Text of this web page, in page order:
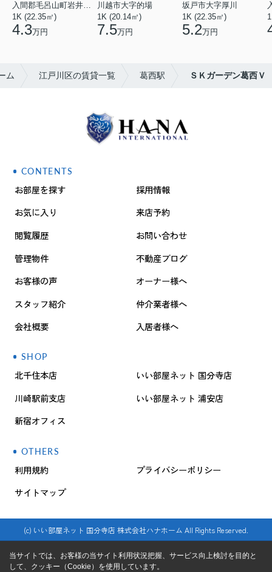
入間郡毛呂山町岩井西１丁目
1K (22.35㎡)
4.3万円
川越市大字的場
1K (20.14㎡)
7.5万円
坂戸市大字厚川
1K (22.35㎡)
5.2万円
ム 江戸川区の賃貸一覧 葛西駅 ＳＫガーデン葛西Ｖ
CONTENTS
お部屋を探す
お気に入り
閲覧履歴
管理物件
お客様の声
スタッフ紹介
会社概要
採用情報
来店予約
お問い合わせ
不動産ブログ
オーナー様へ
仲介業者様へ
入居者様へ
SHOP
北千住本店
川崎駅前支店
新宿オフィス
いい部屋ネット 国分寺店
いい部屋ネット 浦安店
OTHERS
利用規約
サイトマップ
プライバシーポリシー
(c) いい部屋ネット 国分寺店 株式会社ハナホーム All Rights Reserved.
当サイトでは、お客様の当サイト利用状況把握、サービス向上検討を目的と
して、クッキー（Cookie）を使用しています。